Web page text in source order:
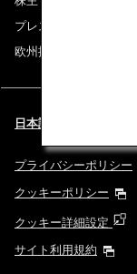
プレスリリース
欧州採用情報
日本語 | Österreich (
プライバシーポリシー
クッキーポリシー
クッキー詳細設定
サイト利用規約